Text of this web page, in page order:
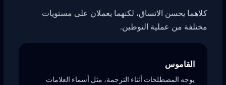
كلاهما يحسن الاتساق، لكنهما يعملان على مستويات
مختلفة من عملية التوطين.
القاموس
يوجه المصطلحات أثناء الترجمة، مثل أسماء العلامات